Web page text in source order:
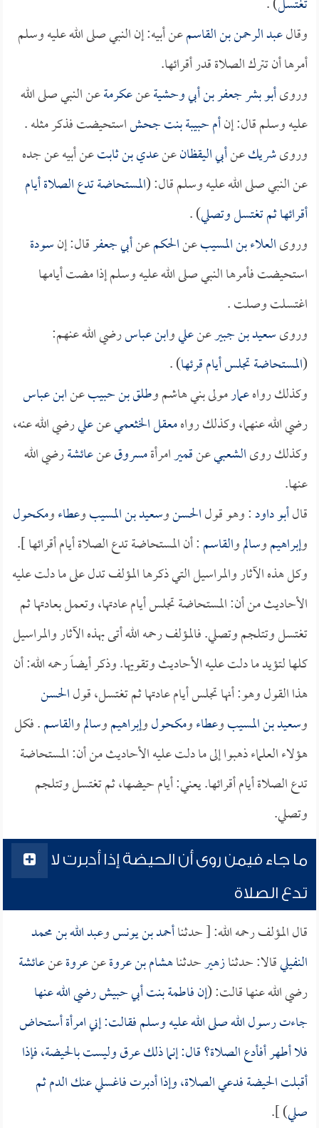
وقالعبد الرحمن بن القاسمعن أبيه: إن النبي صلى الله عليه وسلم
أمرها أن تترك الصلاة قدر أقرائها.
وروىأبو بشر جعفر بن أبي وحشيةعنعكرمةعن النبي صلى الله
عليه وسلم قال: إنأم حبيبة بنت جحشاستحيضت فذكر مثله .
وروىشريكعنأبي اليقظانعنعدي بن ثابتعن أبيه عن جده
عن النبي صلى الله عليه وسلم قال: (المستحاضة تدع الصلاة أيام
أقرائها ثم تغتسل وتصلي) .
وروىالعلاء بن المسيبعنالحكمعنأبي جعفرقال: إنسودة
استحيضت فأمرها النبي صلى الله عليه وسلم إذا مضت أيامها
اغتسلت وصلت .
وروىسعيد بن جبيرعنعليوابن عباسرضي الله عنهم:
(المستحاضة تجلس أيام قرئها) .
وكذلك رواهعمارمولى بني هاشم وطلق بن حبيبعنابن عباس
رضي الله عنهما، وكذلك رواهمعقل الخثعميعنعليرضي الله عنه،
وكذلك روىالشعبيعنقميرامرأةمسروقعنعائشةرضي الله
عنها.
قالأبو داود: وهو قولالحسنوسعيد بن المسيبوعطاءومكحول
وإبراهيموسالموالقاسم: أن المستحاضة تدع الصلاة أيام أقرائها ].
وكل هذه الآثار والمراسيل التي ذكرها المؤلف تدل على ما دلت عليه
الأحاديث من أن: المستحاضة تجلس أيام عادتها، وتعمل بعادتها ثم
تغتسل وتتلجم وتصلي. فالمؤلف رحمه الله أتى بهذه الآثار والمراسيل
كلها لتؤيد ما دلت عليه الأحاديث وتقويها. وذكر أيضاً رحمه الله: أن
هذا القول وهو: أنها تجلس أيام عادتها ثم تغتسل، قولالحسن
وسعيد بن المسيبوعطاءومكحولوإبراهيموسالموالقاسم. فكل
هؤلاء العلماء ذهبوا إلى ما دلت عليه الأحاديث من أن: المستحاضة
تدع الصلاة أيام أقرائها. يعني: أيام حيضها، ثم تغتسل وتتلجم
وتصلي.
ما جاء فيمن روى أن الحيضة إذا أدبرت لا
تدع الصلاة
قال المؤلف رحمه الله: [ حدثناأحمد بن يونسوعبد الله بن محمد
النفيليقالا: حدثنازهيرحدثناهشام بن عروةعنعروةعنعائشة
رضي الله عنها قالت: (إنفاطمة بنت أبي حبيشرضي الله عنها
جاءت رسول الله صلى الله عليه وسلم فقالت: إني امرأة أستحاض
فلا أطهر أفأدع الصلاة؟ قال: إنما ذلك عرق وليست بالحيضة، فإذا
أقبلت الحيضة فدعي الصلاة، وإذا أدبرت فاغسلي عنك الدم ثم
صلي) ].